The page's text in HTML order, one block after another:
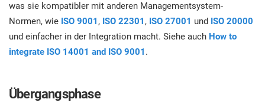
was sie kompatibler mit anderen Managementsystem-
Normen, wie ISO 9001 , ISO 22301 , ISO 27001 und ISO 20000
und einfacher in der Integration macht. Siehe auch How to
integrate ISO 14001 and ISO 9001 .
Übergangsphase